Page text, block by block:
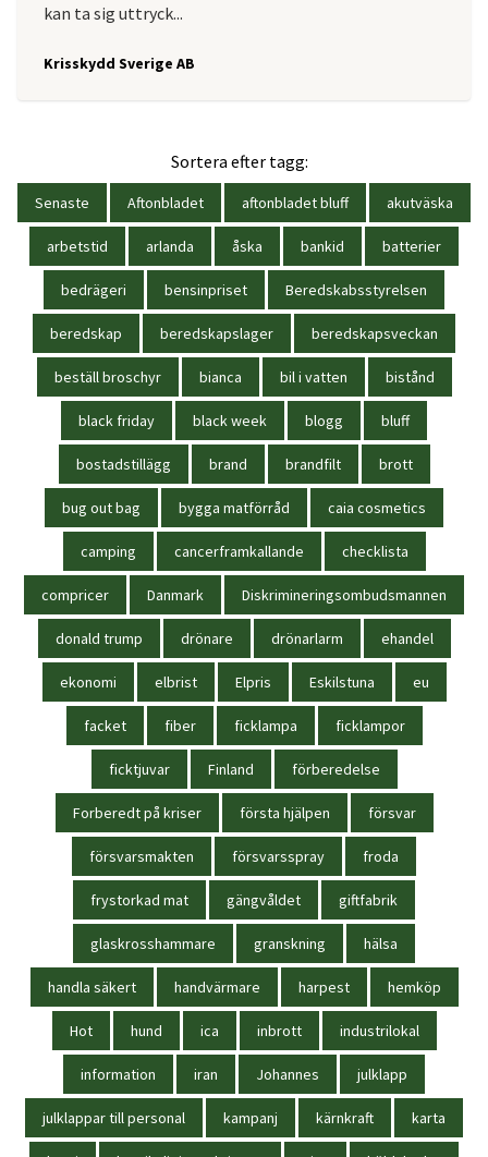
kan ta sig uttryck...
Krisskydd Sverige AB
Sortera efter tagg:
Senaste Aftonbladet aftonbladet bluff akutväska
arbetstid arlanda åska bankid batterier
bedrägeri bensinpriset Beredskabsstyrelsen
beredskap beredskapslager beredskapsveckan
beställ broschyr bianca bil i vatten bistånd
black friday black week blogg bluff
bostadstillägg brand brandfilt brott
bug out bag bygga matförråd caia cosmetics
camping cancerframkallande checklista
compricer Danmark Diskrimineringsombudsmannen
donald trump drönare drönarlarm ehandel
ekonomi elbrist Elpris Eskilstuna eu
facket fiber ficklampa ficklampor
ficktjuvar Finland förberedelse
Forberedt på kriser första hjälpen försvar
försvarsmakten försvarsspray froda
frystorkad mat gängvåldet giftfabrik
glaskrosshammare granskning hälsa
handla säkert handvärmare harpest hemköp
Hot hund ica inbrott industrilokal
information iran Johannes julklapp
julklappar till personal kampanj kärnkraft karta